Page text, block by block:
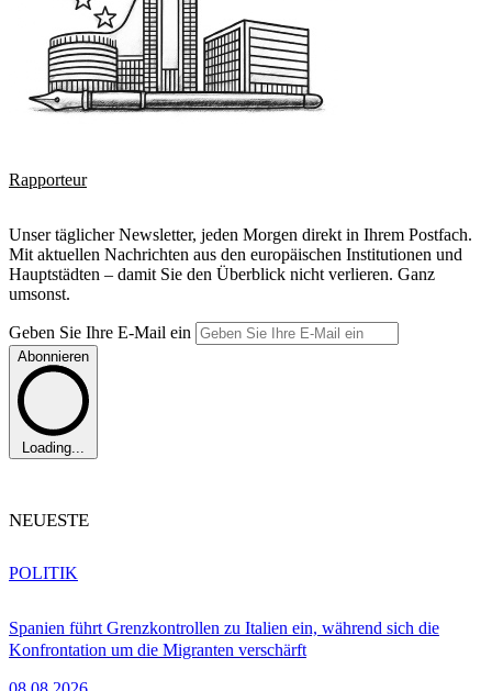
Rapporteur
Unser täglicher Newsletter, jeden Morgen direkt in Ihrem Postfach.
Mit aktuellen Nachrichten aus den europäischen Institutionen und
Hauptstädten – damit Sie den Überblick nicht verlieren. Ganz
umsonst.
Geben Sie Ihre E-Mail ein
Abonnieren
Loading...
NEUESTE
Spanien führt Grenzkontrollen zu Italien ein, während sich die
Konfrontation um die Migranten verschärft
POLITIK